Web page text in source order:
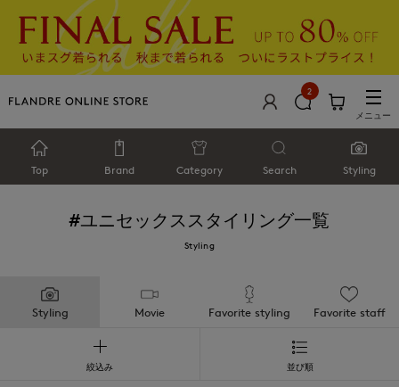
2
メニュー
Top Brand Category Search Styling
#ユニセックス スタイリング一覧
Styling
Styling Movie Favorite styling Favorite staff
絞込み 並び順